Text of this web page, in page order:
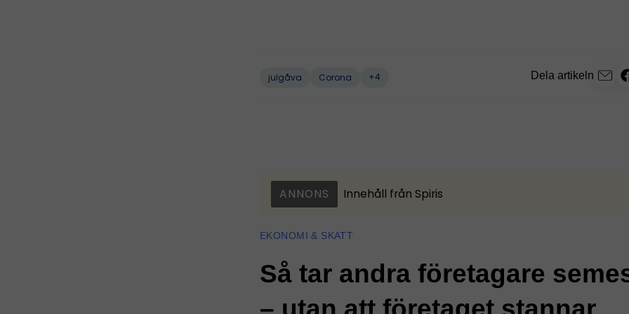
julgåva Corona +4 Dela artikeln
ANNONS Innehåll från Spiris
EKONOMI & SKATT
Så tar andra företagare